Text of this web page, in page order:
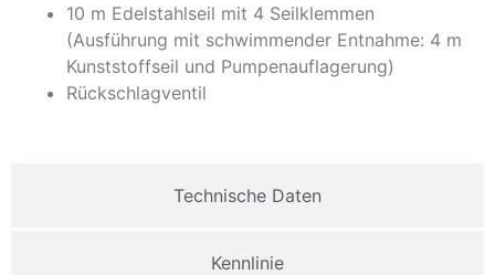
Technische Daten
Kennlinie
10 m Edelstahlseil mit 4 Seilklemmen
(Ausführung mit schwimmender Entnahme: 4 m
Kunststoffseil und Pumpenauflagerung)
Rückschlagventil